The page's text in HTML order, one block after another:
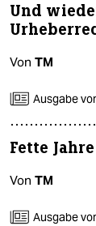
Und
Von TM
Ausgabe
Fette Jahre
Von TM
Ausgabe